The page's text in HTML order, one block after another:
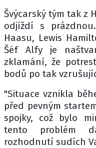
Švýcarský tým tak z
odjíždí s
Haasu, Lewis
Šéf Alfy je
zklamání, že
bodů po tak
"Situace vznikla
před pevným
spojky, což bylo
tento problém
rozhodnutí sudích